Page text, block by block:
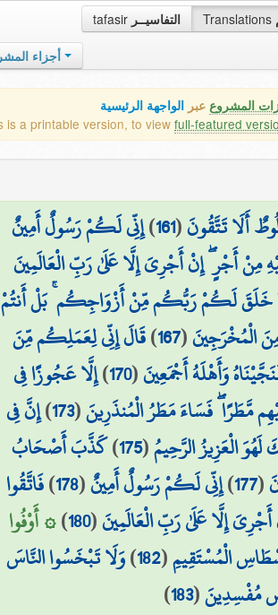
tafasir التفاسيــر Translations
أجزاء
المشروع عبر الواجهة الرئيسية
is a printable version, to view full-featured
أَلَا تَتَّقُونَ(
161
)إِنِّي لَكُمْ رَسُولٌ أَمِينٌ
مِنْ أَجْرٍ ۖ إِنْ أَجْرِيَ إِلَّا عَلَىٰ رَبِّ الْعَالَمِينَ
خَلَقَ لَكُمْ رَبُّكُم مِّنْ أَزْوَاجِكُم ۚ بَلْ أَنتُمْ
الْمُخْرَجِينَ(
167
)قَالَ إِنِّي لِعَمَلِكُم مِّنَ
وَأَهْلَهُ أَجْمَعِينَ(
170
)إِلَّا عَجُوزًا فِي
مَّطَرًا ۖ فَسَاءَ مَطَرُ الْمُنذَرِينَ(
173
)إِنَّ فِي
الْعَزِيزُ الرَّحِيمُ(
175
)كَذَّبَ أَصْحَابُ
(
177
)إِنِّي لَكُمْ رَسُولٌ أَمِينٌ(
178
)فَاتَّقُوا
إِلَّا عَلَىٰ رَبِّ الْعَالَمِينَ(
180
)۞ أَوْفُوا
الْمُسْتَقِيمِ(
182
)وَلَا تَبْخَسُوا النَّاسَ
مُفْسِدِينَ(
183
)